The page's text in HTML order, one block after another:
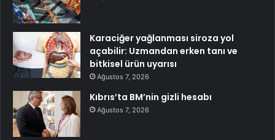
Karaciğer yağlanması siroza yol
açabilir: Uzmandan erken tanı ve
bitkisel ürün uyarısı
Ağustos 7, 2026
Kıbrıs’ta BM’nin gizli hesabı
Ağustos 7, 2026